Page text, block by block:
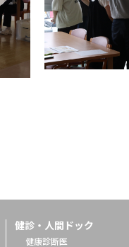
健診・人間ドック
健康診断医